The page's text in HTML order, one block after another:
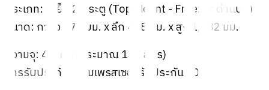
ประเภท: ตู้เย็น 2 ประตู (Top Mount - Freezer ด้านบน)
ขนาด: กว้าง 474 มม. x ลึก 498 มม. x สูง 1,282 มม.
ความจุ: 4.9 คิว (ประมาณ 138 ลิตร)
การรับประกัน: คอมเพรสเซอร์รับประกัน 10 ปี